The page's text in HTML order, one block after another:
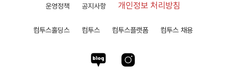
운영정책 공지사항 개인정보 처리방침
컴투스홀딩스 컴투스 컴투스플랫폼 컴투스 채용